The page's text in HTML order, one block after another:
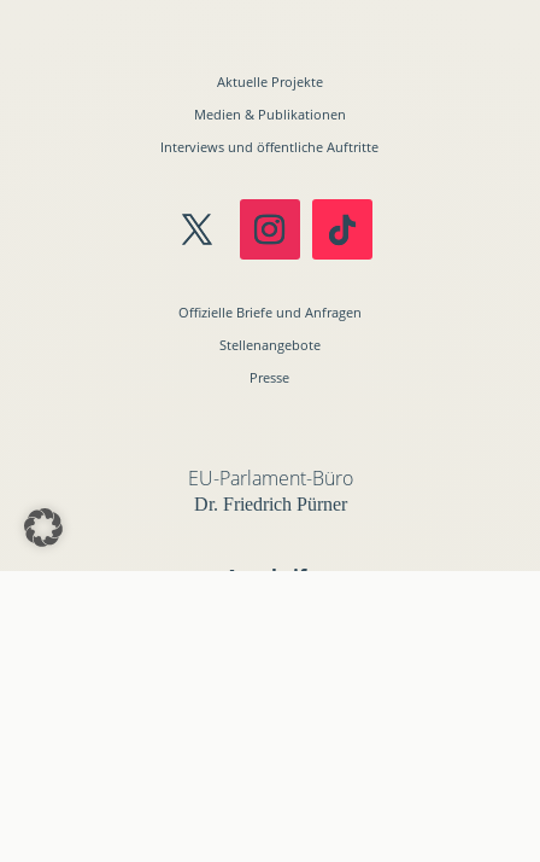
Aktuelle Projekte
Medien & Publikationen
Interviews und öffentliche Auftritte
Offizielle Briefe und Anfragen
Stellenangebote
Presse
EU-Parlament-Büro
Dr. Friedrich Pürner
Anschrift